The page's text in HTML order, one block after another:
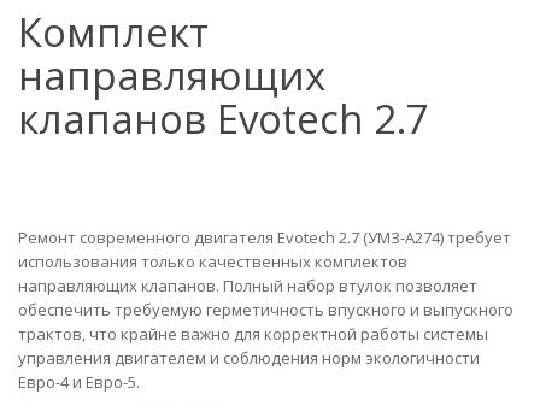
Комплект
направляющих
клапанов Evotech 2.7
Ремонт современного двигателя Evotech 2.7 (УМЗ-A274) требует
использования только качественных комплектов
направляющих клапанов. Полный набор втулок позволяет
обеспечить требуемую герметичность впускного и выпускного
трактов, что крайне важно для корректной работы системы
управления двигателем и соблюдения норм экологичности
Евро-4 и Евро-5.